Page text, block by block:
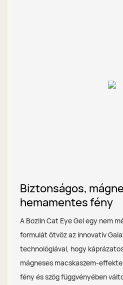
Biztonságos,
hemamentes fény
A Bozlin Cat Eye Gel egy nem
formulát ötvöz az innovatív
technológiával, hogy
mágneses macskaszem-
fény és szög függvényében